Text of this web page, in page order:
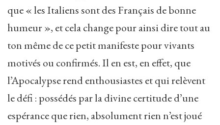
que « les Italiens sont des Français de bonne
humeur », et cela change pour ainsi dire tout au
ton même de ce petit manifeste pour vivants
motivés ou confirmés. Il en est, en effet, que
l’Apocalypse rend enthousiastes et qui relèvent
le défi : possédés par la divine certitude d’une
espérance que rien, absolument rien n’est joué